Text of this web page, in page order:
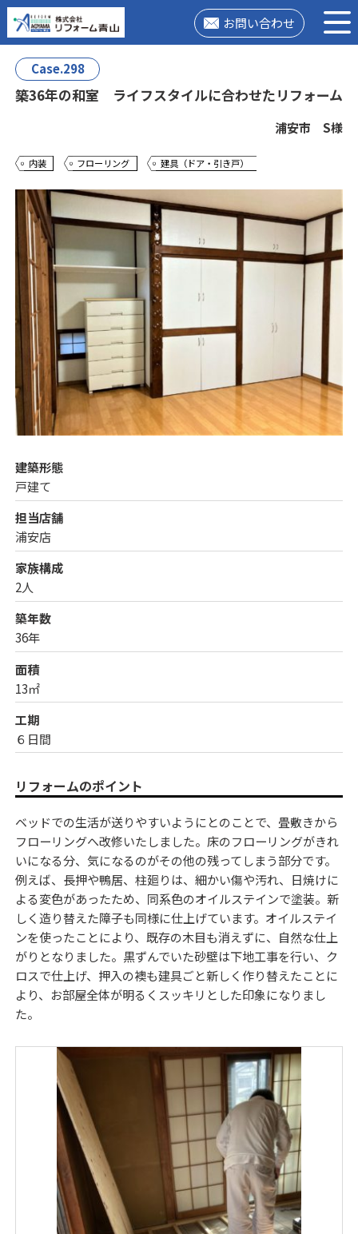
お問い合わせ
Case.298
築36年の和室 ライフスタイルに合わせたリフォーム
浦安市 S様
内装 フローリング 建具（ドア・引き戸）
建築形態
戸建て
担当店舗
浦安店
家族構成
2人
築年数
36年
面積
13㎡
工期
６日間
リフォームのポイント
ベッドでの生活が送りやすいようにとのことで、畳敷きから
フローリングへ改修いたしました。床のフローリングがきれ
いになる分、気になるのがその他の残ってしまう部分です。
例えば、長押や鴨居、柱廻りは、細かい傷や汚れ、日焼けに
よる変色があったため、同系色のオイルステインで塗装。新
しく造り替えた障子も同様に仕上げています。オイルステイ
ンを使ったことにより、既存の木目も消えずに、自然な仕上
がりとなりました。黒ずんでいた砂壁は下地工事を行い、ク
ロスで仕上げ、押入の襖も建具ごと新しく作り替えたことに
より、お部屋全体が明るくスッキリとした印象になりまし
た。